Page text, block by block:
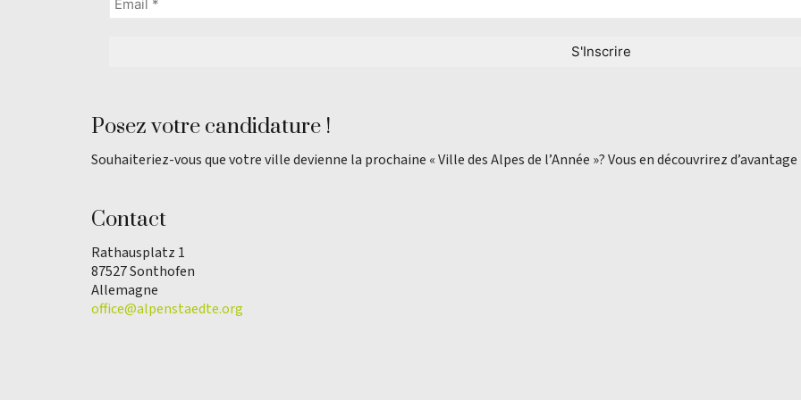
Posez votre candidature !
Souhaiteriez-vous que votre ville devienne la prochaine « Ville des Alpes de l’Année »? Vous en découvrirez d’avantage
Contact
Rathausplatz 1
87527 Sonthofen
Allemagne
office@alpenstaedte.org